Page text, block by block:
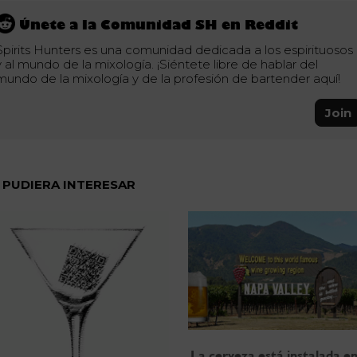
Únete a la Comunidad SH en Reddit
Hunters es una comunidad dedicada a los espirituosos
al mundo de la mixología. ¡Siéntete libre de hablar del
de la mixología y de la profesión de bartender aquí!
Join
INTERESAR